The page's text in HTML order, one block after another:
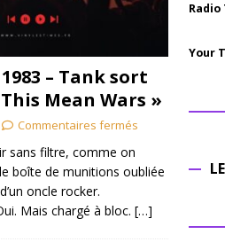
– Tank sort
Mean Wars »
Commentaires fermés
sans filtre, comme on
boîte de munitions oubliée
oncle rocker.
Mais chargé à bloc. […]
Radio
Your